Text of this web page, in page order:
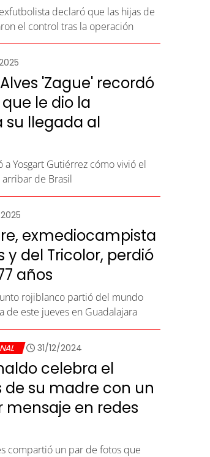
declaró que las hijas de
el control tras la operación
'Zague' recordó
le dio la
su llegada al
Yosgart Gutiérrez cómo vivió el
de Brasil
exmediocampista
y del Tricolor, perdió
años
rojiblanco partió del mundo
de este jueves en Guadalajara
31/12/2024
celebra el
su madre con un
en redes
compartió un par de fotos que